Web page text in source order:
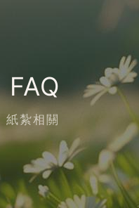
FAQ
紙紮相關